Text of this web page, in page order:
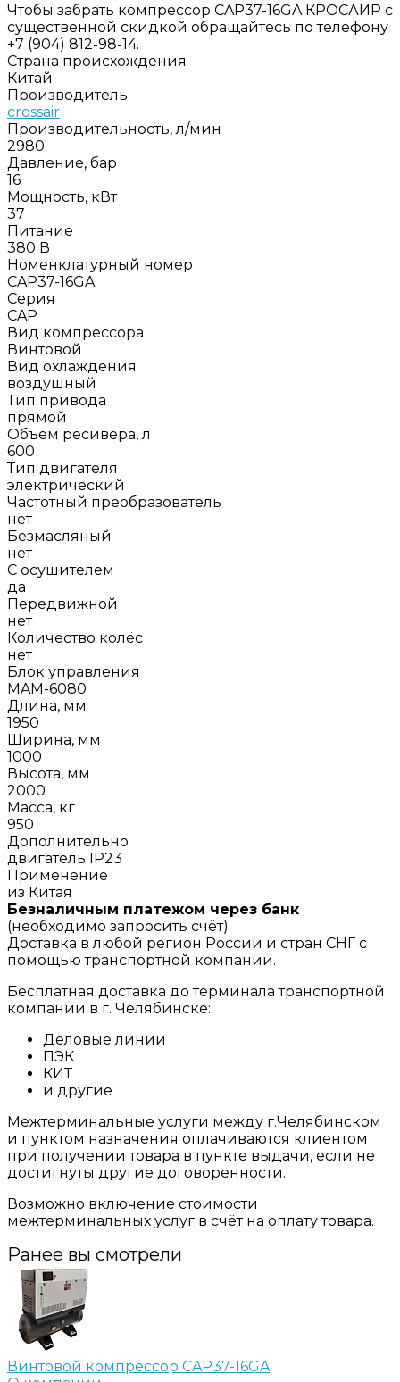
Чтобы забрать компрессор CAP37-16GA КРОСАИР с
существенной скидкой обращайтесь по телефону
+7 (904) 812-98-14.
Страна происхождения
Китай
Производитель
crossair
Производительность, л/мин
2980
Давление, бар
16
Мощность, кВт
37
Питание
380 В
Номенклатурный номер
CAP37-16GA
Серия
CAP
Вид компрессора
Винтовой
Вид охлаждения
воздушный
Тип привода
прямой
Объём ресивера, л
600
Тип двигателя
электрический
Частотный преобразователь
нет
Безмасляный
нет
С осушителем
да
Передвижной
нет
Количество колёс
нет
Блок управления
MAM-6080
Длина, мм
1950
Ширина, мм
1000
Высота, мм
2000
Масса, кг
950
Дополнительно
двигатель IP23
Применение
из Китая
Безналичным платежом через банк
(необходимо запросить счёт)
Доставка в любой регион России и стран СНГ с
помощью транспортной компании.
Бесплатная доставка до терминала транспортной
компании в г. Челябинске:
Деловые линии
ПЭК
КИТ
и другие
Межтерминальные услуги между г.Челябинском
и пунктом назначения оплачиваются клиентом
при получении товара в пункте выдачи, если не
достигнуты другие договоренности.
Возможно включение стоимости
межтерминальных услуг в счёт на оплату товара.
Ранее вы смотрели
Винтовой компрессор CAP37-16GA